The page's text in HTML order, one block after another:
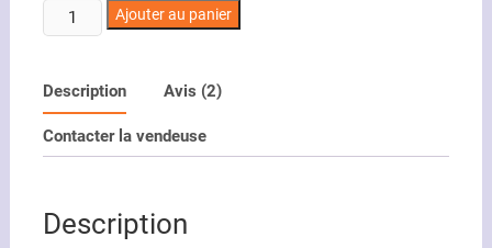
quantité
de
en
tufting
personnalisable
Ajouter au panier
Description Avis (2)
Contacter la vendeuse
Description